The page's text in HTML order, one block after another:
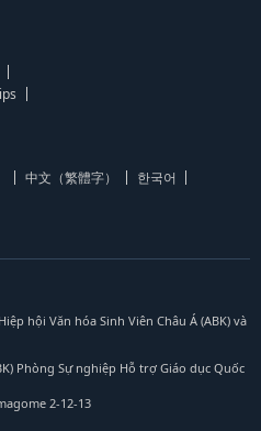
中文（繁體字）
한국어
hội Văn hóa Sinh Viên Châu Á (ABK) và
Phòng Sự nghiệp Hỗ trợ Giáo dục Quốc
2-12-13